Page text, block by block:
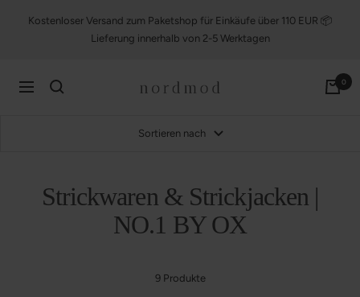
Kostenloser Versand zum Paketshop für Einkäufe über 110 EUR 📦
Lieferung innerhalb von 2-5 Werktagen
Navigation nordmod 0
Sortieren nach
Strickwaren & Strickjacken |
NO.1 BY OX
9 Produkte